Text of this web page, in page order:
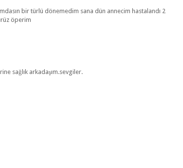
bir türlü dönemedim sana dün annecim hastalandı 2
öperim
sağlık arkadaşım.sevgiler.